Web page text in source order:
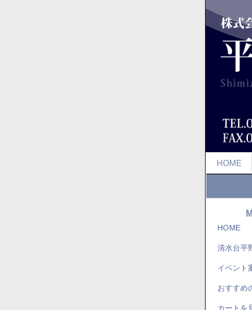
HOME
HOME
清水台平
イベント
おすすめ
カートを